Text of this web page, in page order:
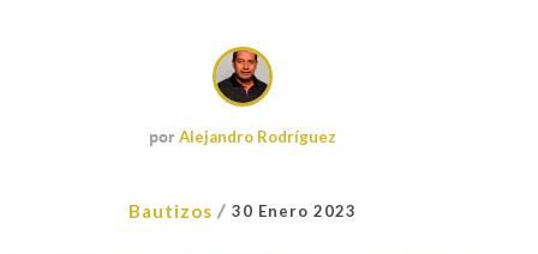
por Alejandro Rodríguez
Bautizos / 30 Enero 2023